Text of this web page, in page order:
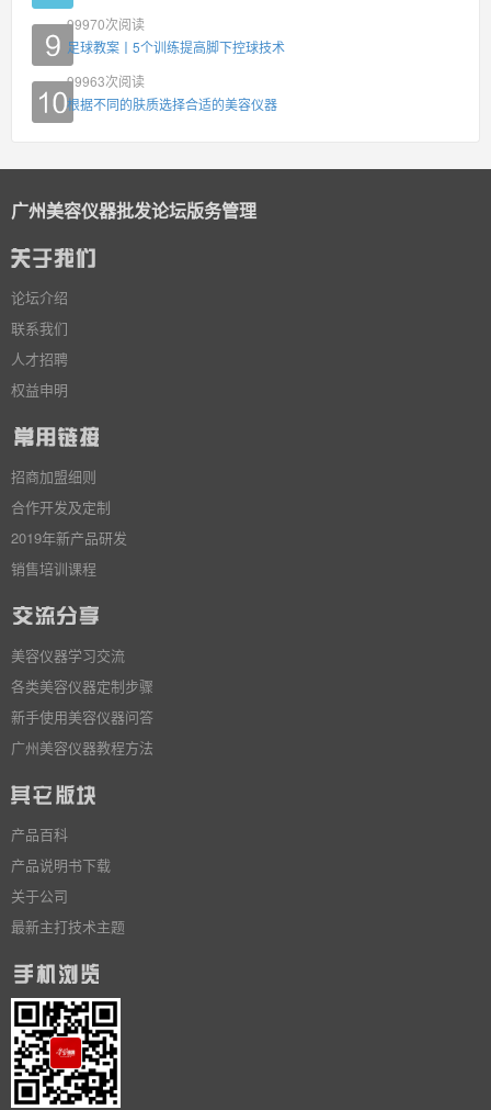
99970次阅读
足球教案丨5个训练提高脚下控球技术
99963次阅读
根据不同的肤质选择合适的美容仪器
广州美容仪器批发论坛版务管理
论坛介绍
联系我们
人才招聘
权益申明
招商加盟细则
合作开发及定制
2019年新产品研发
销售培训课程
美容仪器学习交流
各类美容仪器定制步骤
新手使用美容仪器问答
广州美容仪器教程方法
产品百科
产品说明书下载
关于公司
最新主打技术主题